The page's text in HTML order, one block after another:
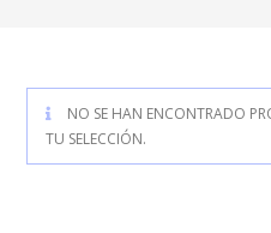
NO SE HAN ENCONTRADO
TU SELECCIÓN.